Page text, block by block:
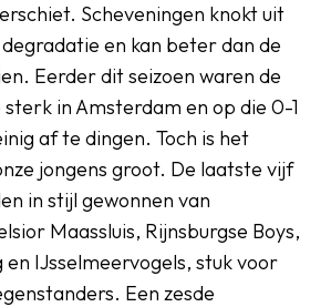
Scheveningen knokt uit
en kan beter dan de
Eerder dit seizoen waren de
in Amsterdam en op die 0-1
af te dingen. Toch is het
jongens groot. De laatste vijf
in stijl gewonnen van
Maassluis, Rijnsburgse Boys,
IJsselmeervogels, stuk voor
Een zesde